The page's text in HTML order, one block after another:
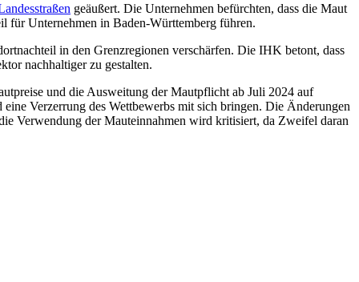
geäußert. Die Unternehmen befürchten, dass die Maut
für Unternehmen in Baden-Württemberg führen.
in den Grenzregionen verschärfen. Die IHK betont, dass
nachhaltiger zu gestalten.
und die Ausweitung der Mautpflicht ab Juli 2024 auf
Verzerrung des Wettbewerbs mit sich bringen. Die Änderungen
Verwendung der Mauteinnahmen wird kritisiert, da Zweifel daran